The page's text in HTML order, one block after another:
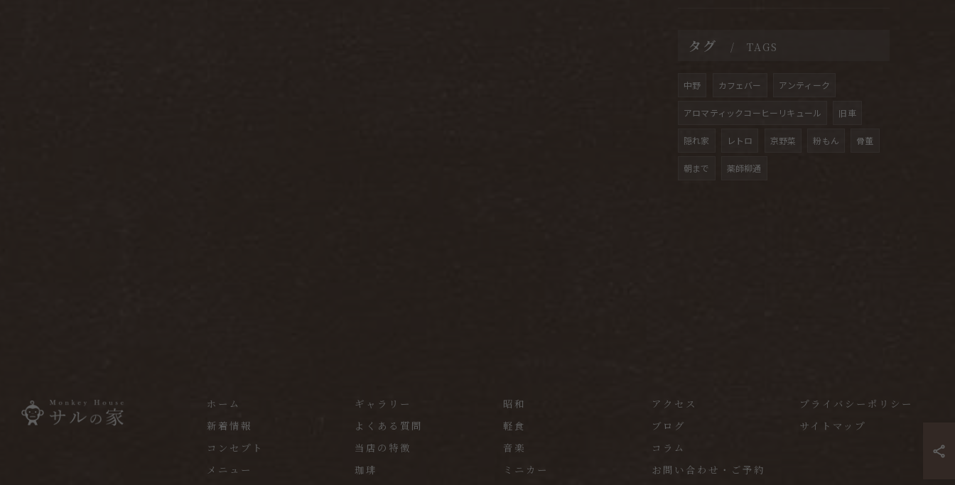
タグ TAGS
中野 カフェバー アンティーク
アロマティックコーヒーリキュール 旧車
隠れ家 レトロ 京野菜 粉もん 骨董
朝まで 薬師柳通
ホーム
新着情報
コンセプト
メニュー
ギャラリー
よくある質問
当店の特徴
珈琲
昭和
軽食
音楽
ミニカー
アクセス
ブログ
コラム
お問い合わせ・ご予約
プライバシーポリシー
サイトマップ